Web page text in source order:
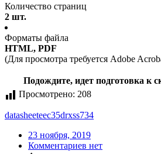
Количество страниц
2 шт.
Форматы файла
HTML, PDF
(Для просмотра требуется Adobe
Подождите, идет подготовка к
Просмотрено: 208
datasheeteec35drxss734
23 ноября, 2019
Комментариев нет